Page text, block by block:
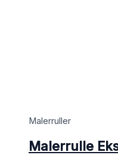
Malerruller
Malerrulle